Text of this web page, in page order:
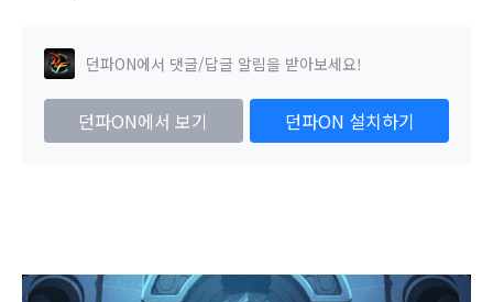
던파ON에서 댓글/답글 알림을 받아보세요!
던파ON에서 보기 던파ON 설치하기